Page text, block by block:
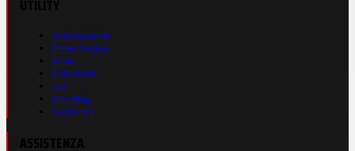
Abbonamenti
Prima Pagina
Store
Pubblicità
Rss
Site Map
Registrati